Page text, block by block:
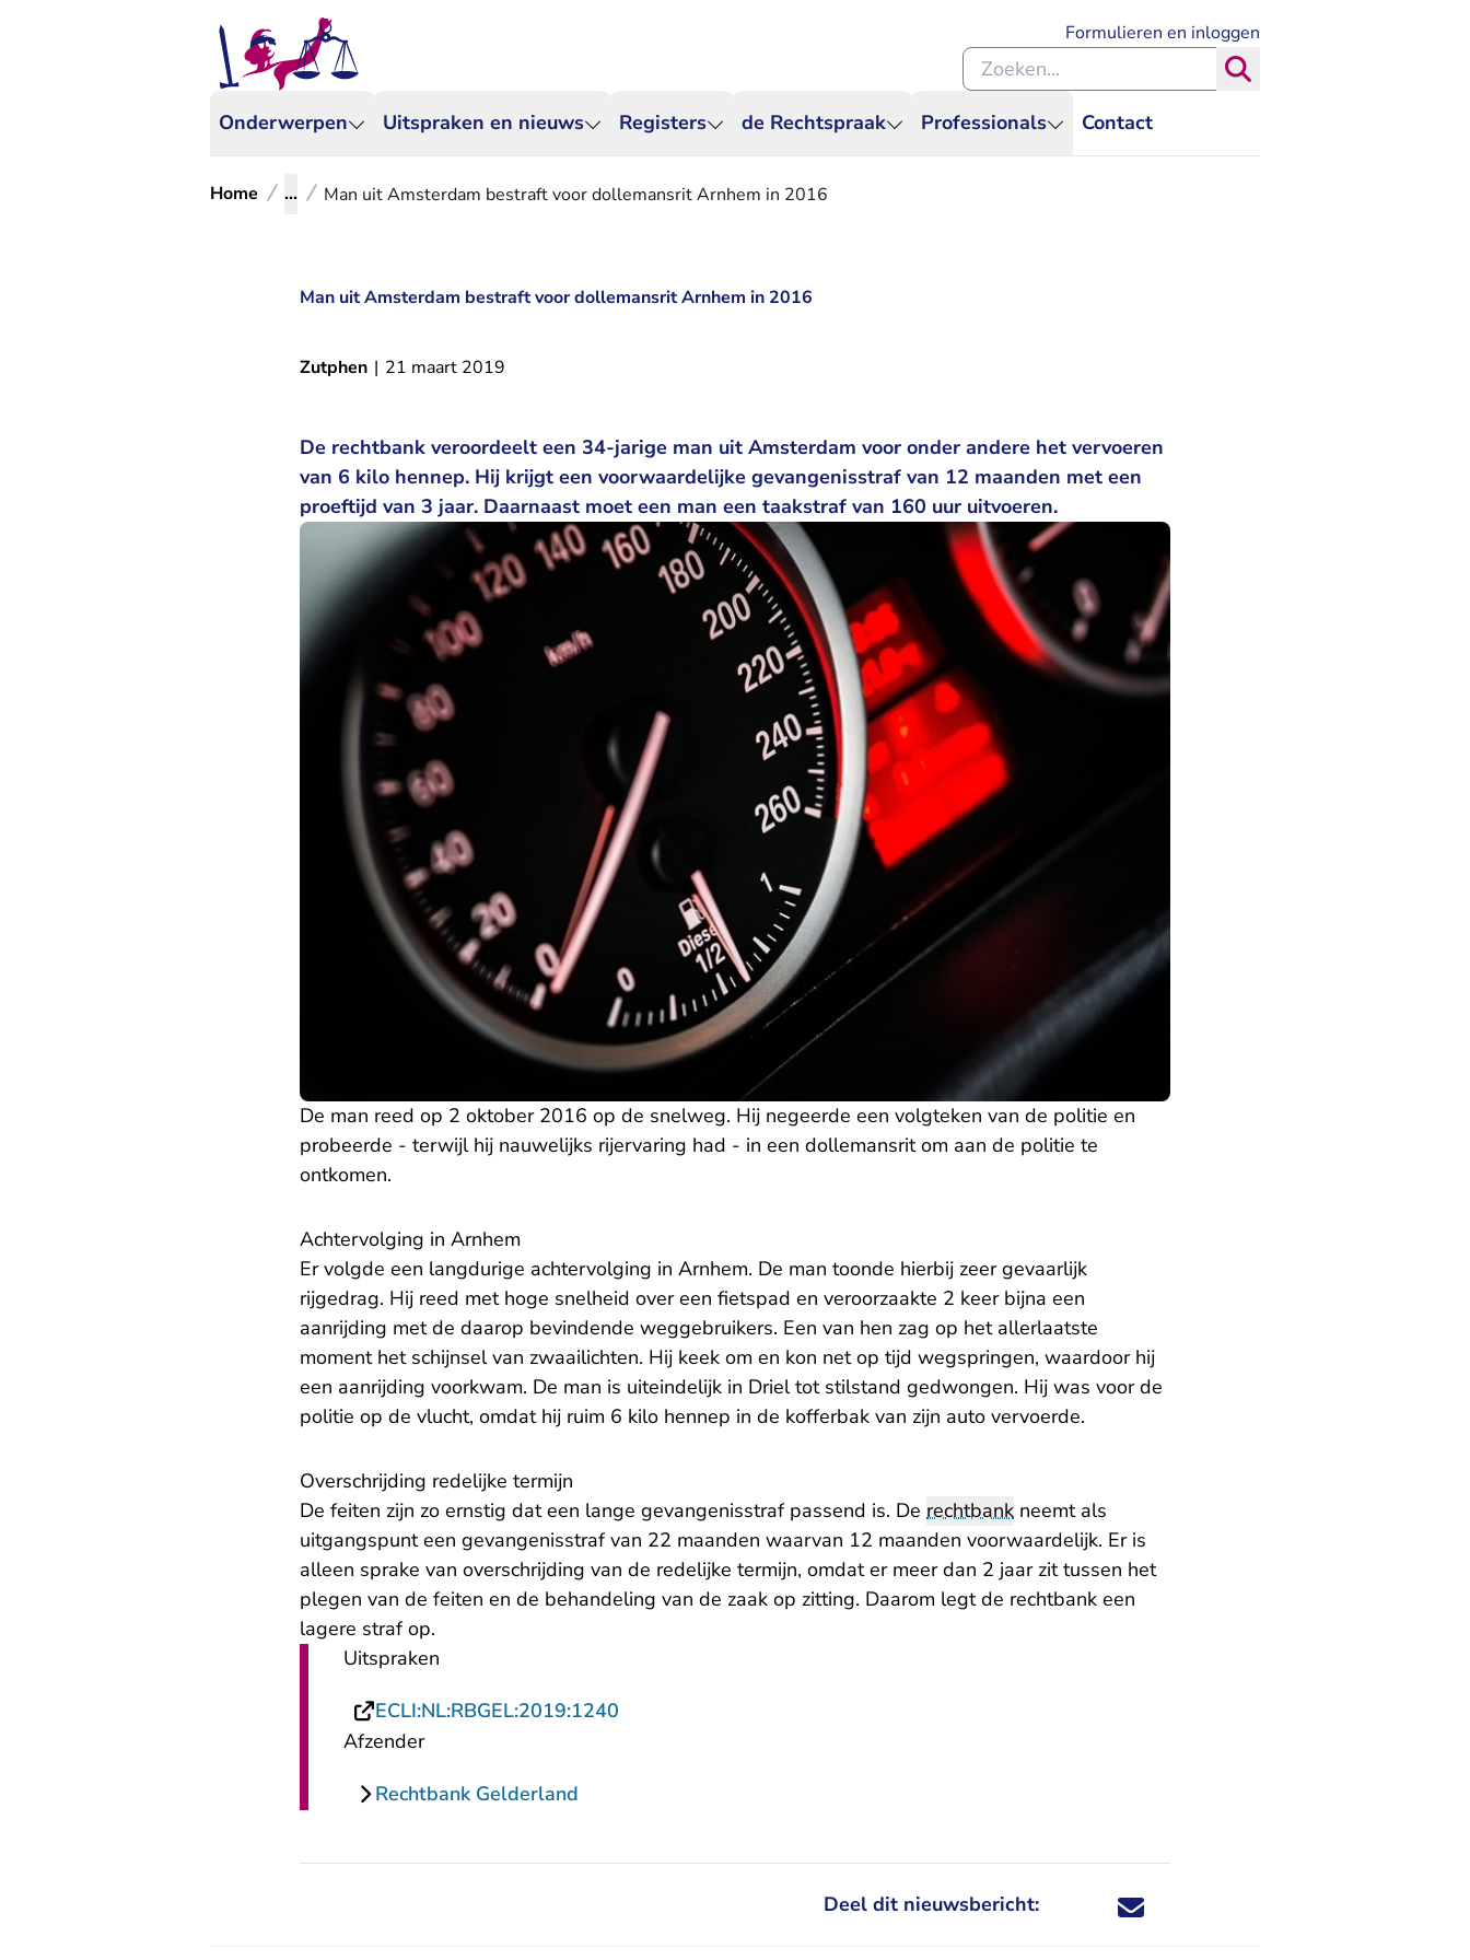
Onderwerpen Uitspraken en nieuws Registers de Rechtspraak Professionals Contact
Formulieren en inloggen
Zoeken binnen de Rechtspraak
Home ... Man uit Amsterdam bestraft voor dollemansrit Arnhem in 2016
Man uit Amsterdam bestraft voor dollemansrit Arnhem in 2016
Zutphen | 21 maart 2019
De rechtbank veroordeelt een 34-jarige man uit Amsterdam voor onder andere het vervoeren
van 6 kilo hennep. Hij krijgt een voorwaardelijke gevangenisstraf van 12 maanden met een
proeftijd van 3 jaar. Daarnaast moet een man een taakstraf van 160 uur uitvoeren.
De man reed op 2 oktober 2016 op de snelweg. Hij negeerde een volgteken van de politie en
probeerde - terwijl hij nauwelijks rijervaring had - in een dollemansrit om aan de politie te
ontkomen.
Achtervolging in Arnhem
Er volgde een langdurige achtervolging in Arnhem. De man toonde hierbij zeer gevaarlijk
rijgedrag. Hij reed met hoge snelheid over een fietspad en veroorzaakte 2 keer bijna een
aanrijding met de daarop bevindende weggebruikers. Een van hen zag op het allerlaatste
moment het schijnsel van zwaailichten. Hij keek om en kon net op tijd wegspringen, waardoor hij
een aanrijding voorkwam. De man is uiteindelijk in Driel tot stilstand gedwongen. Hij was voor de
politie op de vlucht, omdat hij ruim 6 kilo hennep in de kofferbak van zijn auto vervoerde.
Overschrijding redelijke termijn
De feiten zijn zo ernstig dat een lange gevangenisstraf passend is. De rechtbank neemt als
uitgangspunt een gevangenisstraf van 22 maanden waarvan 12 maanden voorwaardelijk. Er is
alleen sprake van overschrijding van de redelijke termijn, omdat er meer dan 2 jaar zit tussen het
plegen van de feiten en de behandeling van de zaak op zitting. Daarom legt de rechtbank een
lagere straf op.
Uitspraken
ECLI:NL:RBGEL:2019:1240
Afzender
Rechtbank Gelderland
Deel dit nieuwsbericht: Deel dit nieuwsbericht via X - U verlaat
Deel dit nieuwsbericht via Facebook - U
Deel dit nieuwsbericht via e-mail
Deel dit nieuwsbericht via LinkedIn - U